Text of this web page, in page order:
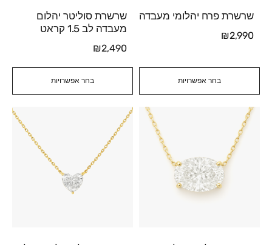
בחר אפשרויות
שרשרת פרח יהלומי מעבדה
₪2,990
בחר אפשרויות
שרשרת סוליטר יהלום
מעבדה לב 1.5 קראט
₪2,490